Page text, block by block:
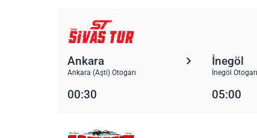
Ankara
Ankara (Aşti) Otogarı
İnegöl
İnegöl Otogarı
00:30 05:00